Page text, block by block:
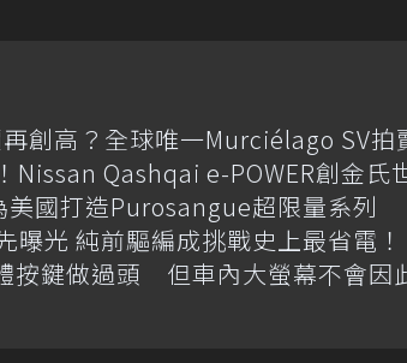
創高？全球唯一Murciélago SV拍
Nissan Qashqai e-POWER創金氏
國打造Purosangue超限量系列
光 純前驅編成挑戰史上最省電！
按鍵做過頭 但車內大螢幕不會因